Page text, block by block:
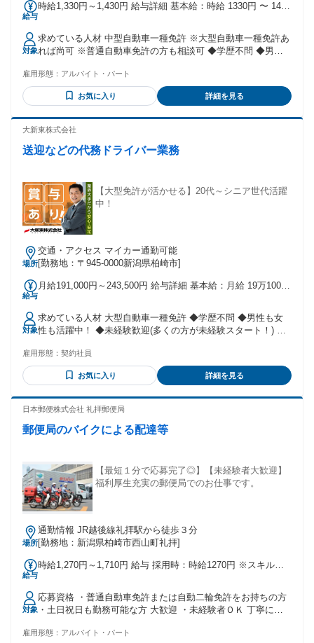
給与
時給1,330円～1,430円 給与詳細 基本給：時給 1330円 〜 1430
対象
求めている人材 中型自動車一種免許 ※大型自動車一種免許あ
れば尚可 ※普通自動車免許の方も相談可 ◆学歴不問 ◆男性
＜こんな方大歓迎！＞ ✅マイクロバス・ハイエース・スクー
ルバスの運転経験がある方 ✅ 送迎・バス運転・運転手の経験
を活かしたい方 ✅運転が好きな方・運転が得意な方 ✅女性・
になります。お気軽にご応募くださいね✨ ＜働いているスタ
後半…3.14% 40代前半…6.65% 40代後半…13.35% 50代前
雇用形態： アルバイト・パート
お気に入り 詳細を見る
大新東株式会社
送迎などの代務ドライバー業務
【大型免許が活かせる】20代～シニア世代活躍
中！
場所
交通・アクセス マイカー通勤可能
[勤務地：〒945-0000新潟県柏崎市]
給与
月給191,000円～243,500円 給与詳細 基本給：月給 19万1000
で支払われる通勤・皆勤・家族手当金額：あり 全員に一律で
支払われるその他手当金額：あり 詳細は社会保険 / 福利厚生
に記載
対象
求めている人材 大型自動車一種免許 ◆学歴不問 ◆男性も女
性も活躍中！ ◆未経験歓迎(多くの方が未経験スタート！) ◆
フの年齢構成比＞ 30代未満…2.18% 30代前半…2.77% 30代後
半…3.14% 40代前半…6.65% 40代後半…13.35% 50代前半…
27.45% 50代後半…44.47%
雇用形態： 契約社員
お気に入り 詳細を見る
日本郵便株式会社 礼拝郵便局
郵便局のバイクによる配達等
【最短１分で応募完了◎】【未経験者大歓迎】
福利厚生充実の郵便局でのお仕事です。
場所
通勤情報 JR越後線礼拝駅から徒歩３分
[勤務地：新潟県柏崎市西山町礼拝]
給与
時給1,270円～1,710円 給与 採用時：時給1270円 ※スキルに
手当等支給/有休・賞与・昇給・正社員登用制度あり ※時給は
基本給1150円と別に手当120円（一定期間支給）を含みます
※試用期間があります（２か月間・同条件）
対象
応募資格 ・普通自動車免許または自動二輪免許をお持ちの方
・土日祝日も勤務可能な方 大歓迎 ・未経験者ＯＫ 丁寧に仕
雇用形態： アルバイト・パート